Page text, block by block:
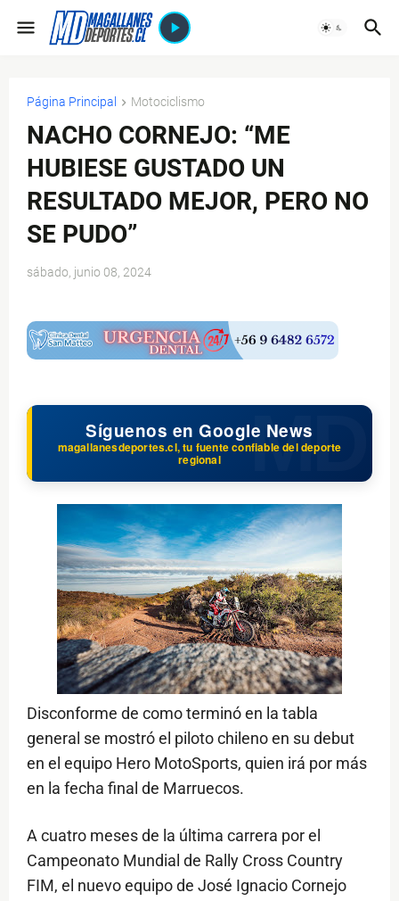
Página Principal Motociclismo
NACHO CORNEJO: “ME
HUBIESE GUSTADO UN
RESULTADO MEJOR, PERO NO
SE PUDO”
sábado, junio 08, 2024
Síguenos en Google News
magallanesdeportes.cl, tu fuente confiable del deporte
regional
Disconforme de como terminó en la tabla
general se mostró el piloto chileno en su debut
en el equipo Hero MotoSports, quien irá por más
en la fecha final de Marruecos.
A cuatro meses de la última carrera por el
Campeonato Mundial de Rally Cross Country
FIM, el nuevo equipo de José Ignacio Cornejo